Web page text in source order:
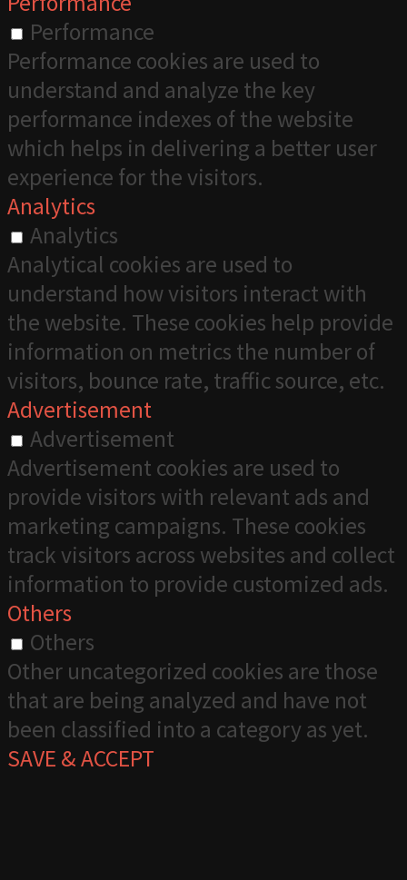
Performance
Performance cookies are used to
understand and analyze the key
performance indexes of the website
which helps in delivering a better user
experience for the visitors.
Analytics
Analytics
Analytical cookies are used to
understand how visitors interact with
the website. These cookies help provide
information on metrics the number of
visitors, bounce rate, traffic source, etc.
Advertisement
Advertisement
Advertisement cookies are used to
provide visitors with relevant ads and
marketing campaigns. These cookies
track visitors across websites and collect
information to provide customized ads.
Others
Others
Other uncategorized cookies are those
that are being analyzed and have not
been classified into a category as yet.
SAVE & ACCEPT